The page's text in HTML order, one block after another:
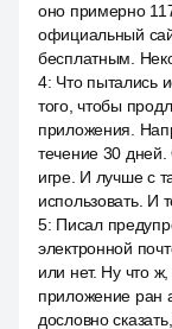
оно примерно
официальный
бесплатным.
4: Что пытались
того, чтобы
приложения.
течение 30
игре. И лучше с
использовать. И
5: Писал
электронной
или нет. Ну что
приложение ран
дословно